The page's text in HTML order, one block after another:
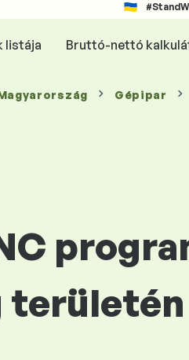
listája Bruttó-nettó
Gépipar
területén